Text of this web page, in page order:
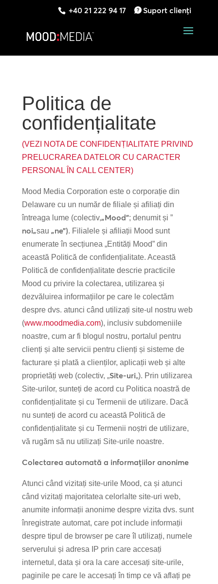
+40 21 222 94 17 Suport clienți
Politica de
confidențialitate
(VEZI NOTA DE CONFIDENȚIALITATE PRIVIND
PRELUCRAREA DATELOR CU CARACTER
PERSONAL ÎN CALL CENTER)
Mood Media Corporation este o corporație din
Delaware cu un număr de filiale și afiliați din
întreaga lume (colectiv,„Mood”; denumit și ”
noi„sau „ne”). Filialele și afiliații Mood sunt
enumerate în secțiunea „Entități Mood” din
această Politică de confidențialitate. Această
Politică de confidențialitate descrie practicile
Mood cu privire la colectarea, utilizarea și
dezvăluirea informațiilor pe care le colectăm
despre dvs. atunci când utilizați site-ul nostru web
(www.moodmedia.com), inclusiv subdomeniile
noastre, cum ar fi blogul nostru, portalul pentru
clienți și alte servicii pentru clienți și sisteme de
facturare și plată a clienților, aplicații web și alte
proprietăți web (colectiv, „Site-uri„). Prin utilizarea
Site-urilor, sunteți de acord cu Politica noastră de
confidențialitate și cu Termenii de utilizare. Dacă
nu sunteți de acord cu această Politică de
confidențialitate și cu Termenii noștri de utilizare,
vă rugăm să nu utilizați Site-urile noastre.
Colectarea automată a informațiilor anonime
Atunci când vizitați site-urile Mood, ca și atunci
când vizitați majoritatea celorlalte site-uri web,
anumite informații anonime despre vizita dvs. sunt
înregistrate automat, care pot include informații
despre tipul de browser pe care îl utilizați, numele
serverului și adresa IP prin care accesați
internetul, data și ora la care accesați site-urile,
paginile pe care le accesați în timp ce vă aflați pe